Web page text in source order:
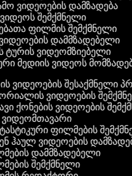
ვიდეოების დამზადება
ვიდეოს შემქმნელი
ფილმის შემქმნელი
ვიდეოების დამმზადებელი
ტურის ვიდეომზიებელი
მედიის ვიდეოს
ვიდეოების შესაქმნელი
ვიდეოების
ქონების ვიდეოების
ფილმების
ჰაულ ვიდეოების
დამმზადებელი
შემქმნელი